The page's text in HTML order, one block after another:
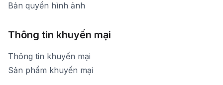
Bản quyền hình ảnh
Thông tin khuyến mại
Thông tin khuyến mại
Sản phẩm khuyến mại